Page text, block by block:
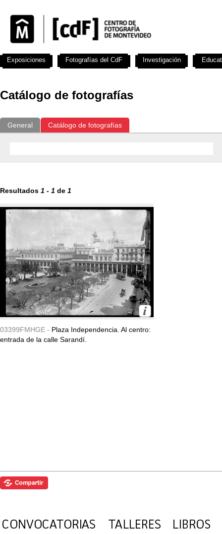
Catálogo de fotografías
General Catálogo de fotografías
Resultados 1 - 1 de 1
03399FMHGE - Plaza Independencia. Al centro:
entrada de la calle Sarandí.
Exposiciones Fotografías del CdF Investigación